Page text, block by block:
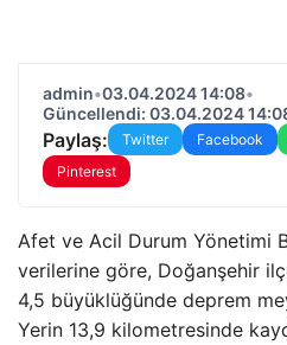
admin•03.04.2024 14:08•
Güncellendi: 03.04.2024
Paylaş: Twitter Facebook
Pinterest
Afet ve Acil Durum Yönetimi
verilerine göre, Doğanşehir
4,5 büyüklüğünde deprem
Yerin 13,9 kilometresinde